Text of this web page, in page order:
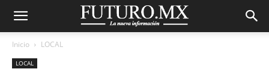
Inicio LOCAL
LOCAL